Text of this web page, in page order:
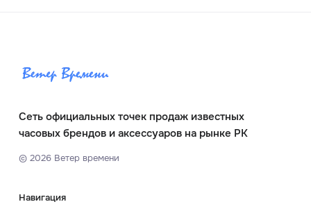
Сеть официальных точек продаж известных
часовых брендов и аксессуаров на рынке РК
© 2026Ветер времени
Навигация